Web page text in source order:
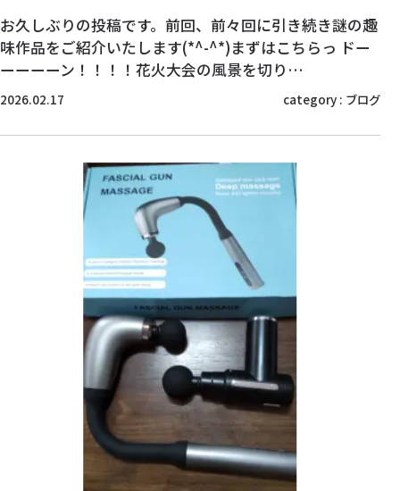
お久しぶりの投稿です。前回、前々回に引き続き謎の趣
味作品をご紹介いたします(*^-^*)まずはこちらっ ドー
ーーーーン！！！！花火大会の風景を切り…
2026.02.17 category : ブログ